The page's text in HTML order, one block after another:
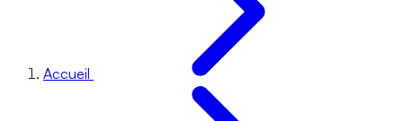
Accueil